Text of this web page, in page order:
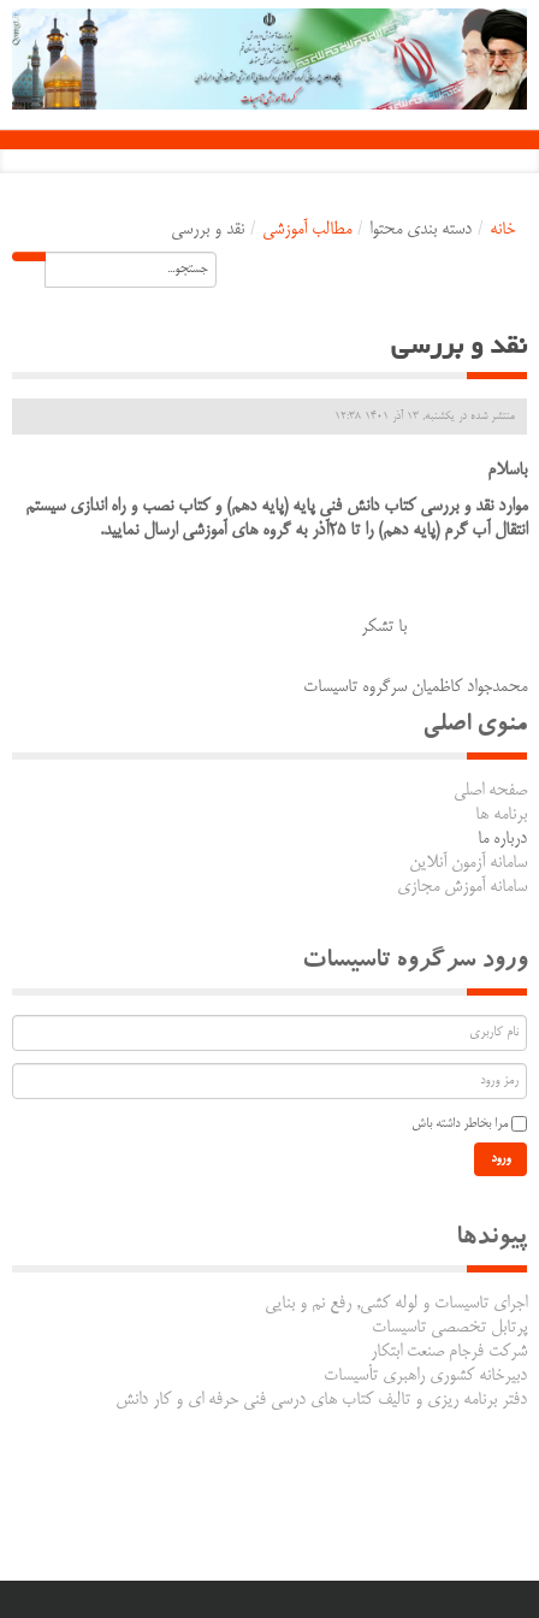
خانه / دسته بندی محتوا / مطالب آموزشی / نقد و بررسی
نقد و بررسی
منتشر شده در یکشنبه, 13 آذر 1401 12:38
باسلام
موارد نقد و بررسی کتاب دانش فنی پایه (پایه دهم) و کتاب نصب و راه اندازی سیستم
انتقال آب گرم (پایه دهم) را تا 25آذر به گروه های آموزشی ارسال نمایید.
با تشکر
محمدجواد کاظمیان سرگروه تاسیسات
منوی اصلی
صفحه اصلی
برنامه ها
درباره ما
سامانه آزمون آنلاین
سامانه آموزش مجازی
ورود سرگروه تاسیسات
مرا بخاطر داشته باش
ورود
پیوندها
اجرای تاسیسات و لوله کشی, رفع نم و بنایی
پرتابل تخصصی تاسیسات
شرکت فرجام صنعت ابتکار
دبیرخانه کشوری راهبری تأسیسات
دفتر برنامه ریزی و تالیف کتاب های درسی فنی حرفه ای و کار دانش